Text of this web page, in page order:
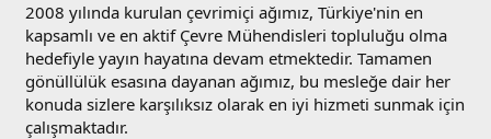
2008 yılında kurulan çevrimiçi ağımız, Türkiye'nin en
kapsamlı ve en aktif Çevre Mühendisleri topluluğu olma
hedefiyle yayın hayatına devam etmektedir. Tamamen
gönüllülük esasına dayanan ağımız, bu mesleğe dair her
konuda sizlere karşılıksız olarak en iyi hizmeti sunmak için
çalışmaktadır.